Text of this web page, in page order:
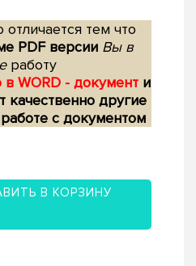
тем что
PDF версии Вы в
работу
WORD - документ и
качественно другие
с документом
В КОРЗИНУ